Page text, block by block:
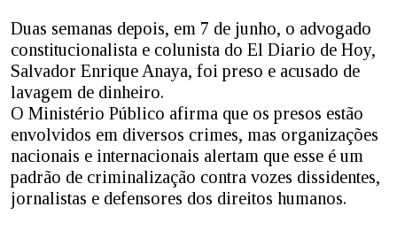
Duas semanas depois, em 7 de junho, o advogado
constitucionalista e colunista do El Diario de Hoy,
Salvador Enrique Anaya, foi preso e acusado de
lavagem de dinheiro.
O Ministério Público afirma que os presos estão
envolvidos em diversos crimes, mas organizações
nacionais e internacionais alertam que esse é um
padrão de criminalização contra vozes dissidentes,
jornalistas e defensores dos direitos humanos.